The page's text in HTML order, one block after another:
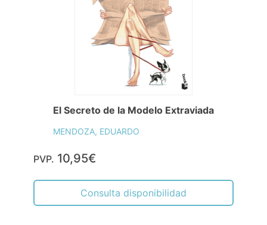
El Secreto de la Modelo Extraviada
MENDOZA, EDUARDO
PVP. 10,95€
Consulta disponibilidad